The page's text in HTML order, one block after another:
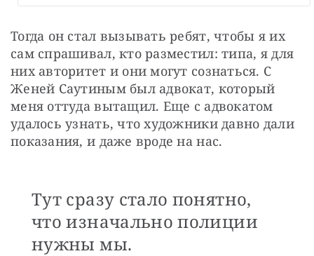
Тогда он стал вызывать ребят, чтобы я их
сам спрашивал, кто разместил: типа, я для
них авторитет и они могут сознаться. С
Женей Саутиным был адвокат, который
меня оттуда вытащил. Еще с адвокатом
удалось узнать, что художники давно дали
показания, и даже вроде на нас.
Тут сразу стало понятно,
что изначально полиции
нужны мы.